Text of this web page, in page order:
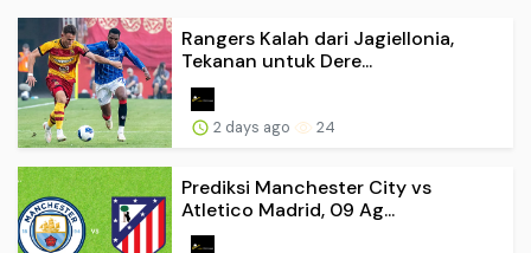
Rangers Kalah dari Jagiellonia,
Tekanan untuk Dere...
2 days ago 24
Prediksi Manchester City vs
Atletico Madrid, 09 Ag...